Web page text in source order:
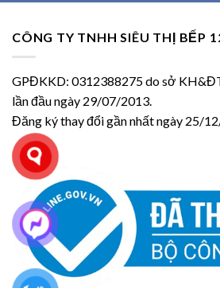
CÔNG TY TNHH SIÊU THỊ BẾP
GPĐKKD: 0312388275 do sở
lần đầu ngày 29/07/2013.
Đăng ký thay đổi gần nhất ngày 25/